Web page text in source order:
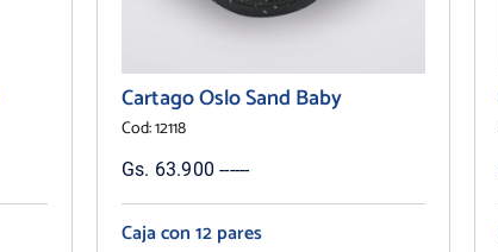
Cartago Oslo Sand Baby
Cod: 12118
Gs. 63.900 ------
Caja con 12 pares